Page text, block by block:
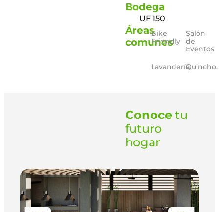
Bodega
UF 150
Áreas
comunes
Bike
Friendly
Salón
de
Eventos
Lavandería.Quincho.
Conoce tu
futuro
hogar